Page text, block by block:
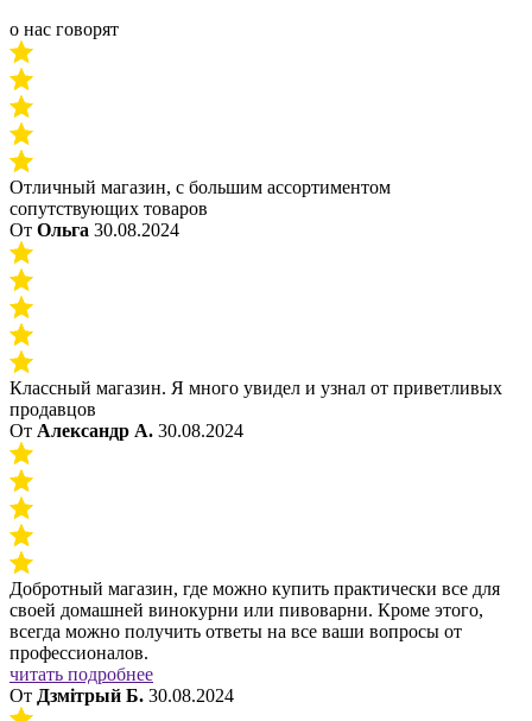
о нас говорят
Отличный магазин, с большим ассортиментом
сопутствующих товаров
От Ольга 30.08.2024
Классный магазин. Я много увидел и узнал от приветливых
продавцов
От Александр А. 30.08.2024
Добротный магазин, где можно купить практически все для
своей домашней винокурни или пивоварни. Кроме этого,
всегда можно получить ответы на все ваши вопросы от
профессионалов.
читать подробнее
От Дзмiтрый Б. 30.08.2024